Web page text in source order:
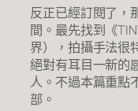
反正已經訂閱了，
間。最先找到《
界），拍攝手法很
絕對有耳目一新的
人。不過本篇重點
部。